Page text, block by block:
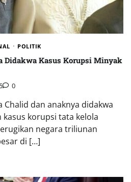
POLITIK
Didakwa Kasus Korupsi Minyak
0
Chalid dan anaknya didakwa
korupsi tata kelola
negara triliunan
di […]